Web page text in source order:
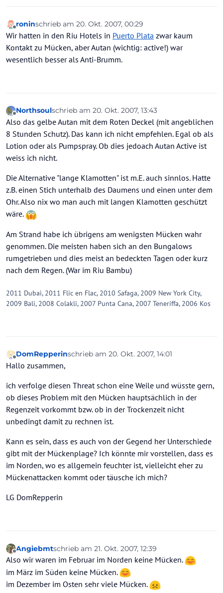
Offline
roninschrieb am 20. Okt. 2007, 00:29
zuletzt editiert von
Wir hatten in den Riu Hotels in Puerto Plata zwar kaum
Kontakt zu Mücken, aber Autan (wichtig: active!) war
wesentlich besser als Anti-Brumm.
Offline
Northsoulschrieb am 20. Okt. 2007, 13:43
zuletzt editiert von
Also das gelbe Autan mit dem Roten Deckel (mit angeblichen
8 Stunden Schutz). Das kann ich nicht empfehlen. Egal ob als
Lotion oder als Pumpspray. Ob dies jedoach Autan Active ist
weiss ich nicht.
Die Alternative "lange Klamotten" ist m.E. auch sinnlos. Hatte
z.B. einen Stich unterhalb des Daumens und einen unter dem
Ohr. Also nix wo man auch mit langen Klamotten geschützt
wäre.
Am Strand habe ich übrigens am wenigsten Mücken wahr
genommen. Die meisten haben sich an den Bungalows
rumgetrieben und dies meist an bedeckten Tagen oder kurz
nach dem Regen. (War im Riu Bambu)
2011 Dubai, 2011 Flic en Flac, 2010 Safaga, 2009 New York City,
2009 Bali, 2008 Colakli, 2007 Punta Cana, 2007 Teneriffa, 2006 Kos
Offline
DomRepperinschrieb am 20. Okt. 2007, 14:01
zuletzt editiert von
Hallo zusammen,
ich verfolge diesen Threat schon eine Weile und wüsste gern,
ob dieses Problem mit den Mücken hauptsächlich in der
Regenzeit vorkommt bzw. ob in der Trockenzeit nicht
unbedingt damit zu rechnen ist.
Kann es sein, dass es auch von der Gegend her Unterschiede
gibt mit der Mückenplage? Ich könnte mir vorstellen, dass es
im Norden, wo es allgemein feuchter ist, vielleicht eher zu
Mückenattacken kommt oder täusche ich mich?
LG DomRepperin
Offline
Angiebmtschrieb am 21. Okt. 2007, 12:39
zuletzt editiert von
Also wir waren im Februar im Norden keine Mücken.
im März im Süden keine Mücken.
im Dezember im Osten sehr viele Mücken.